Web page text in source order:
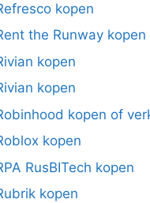
kopen
the Runway kopen
kopen
kopen
kopen of
kopen
RusBITech kopen
kopen